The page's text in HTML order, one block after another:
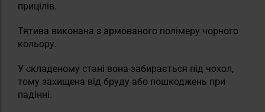
прицілів.
Тятива виконана з армованого полімеру чорного
кольору.
У складеному стані вона забирається під чохол,
тому захищена від бруду або пошкоджень при
падінні.